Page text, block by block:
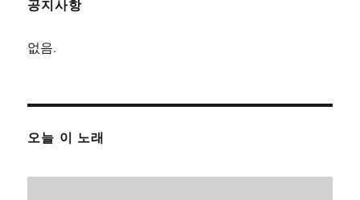
공지사항
없음.
오늘 이 노래